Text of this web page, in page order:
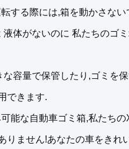
する際には,箱を動かさない
液体がないのに 私たちのゴ
容量で保管したり,ゴミを
できます.
能な自動車ゴミ箱,私たち
りません!あなたの車をきれ